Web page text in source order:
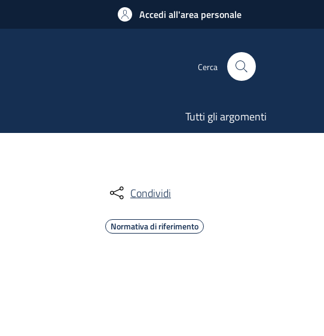
Accedi all'area personale
Cerca
Tutti gli argomenti
Condividi
Normativa di riferimento